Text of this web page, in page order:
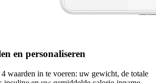
en personaliseren
waarden in te voeren: uw gewicht, de totale